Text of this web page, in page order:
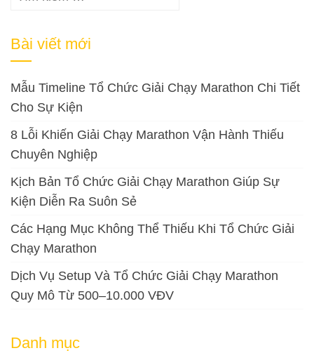
Bài viết mới
Mẫu Timeline Tổ Chức Giải Chạy Marathon Chi Tiết
Cho Sự Kiện
8 Lỗi Khiến Giải Chạy Marathon Vận Hành Thiếu
Chuyên Nghiệp
Kịch Bản Tổ Chức Giải Chạy Marathon Giúp Sự
Kiện Diễn Ra Suôn Sẻ
Các Hạng Mục Không Thể Thiếu Khi Tổ Chức Giải
Chạy Marathon
Dịch Vụ Setup Và Tổ Chức Giải Chạy Marathon
Quy Mô Từ 500–10.000 VĐV
Danh mục